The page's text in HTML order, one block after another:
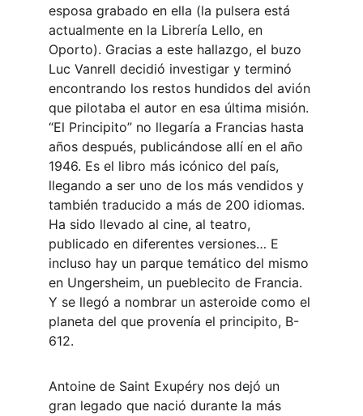
esposa grabado en ella (la pulsera está
actualmente en la Librería Lello, en
Oporto). Gracias a este hallazgo, el buzo
Luc Vanrell decidió investigar y terminó
encontrando los restos hundidos del avión
que pilotaba el autor en esa última misión.
“El Principito” no llegaría a Francias hasta
años después, publicándose allí en el año
1946. Es el libro más icónico del país,
llegando a ser uno de los más vendidos y
también traducido a más de 200 idiomas.
Ha sido llevado al cine, al teatro,
publicado en diferentes versiones… E
incluso hay un parque temático del mismo
en Ungersheim, un pueblecito de Francia.
Y se llegó a nombrar un asteroide como el
planeta del que provenía el principito, B-
612.
Antoine de Saint Exupéry nos dejó un
gran legado que nació durante la más